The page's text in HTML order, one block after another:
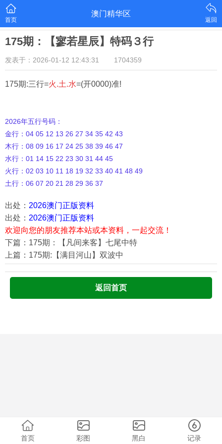
首页
澳门精华区
返回
175期：【寥若星辰】特码３行
发表于：2026-01-12 12:43:31 1704359
175期:三行=火.土.水=(开0000)准!
2026年五行号码：
金行：04 05 12 13 26 27 34 35 42 43
木行：08 09 16 17 24 25 38 39 46 47
水行：01 14 15 22 23 30 31 44 45
火行：02 03 10 11 18 19 32 33 40 41 48 49
土行：06 07 20 21 28 29 36 37
出处： 2026澳门正版资料
出处： 2026澳门正版资料
欢迎向您的朋友推荐本站或本资料，一起交流！
下篇：175期：【凡间来客】七尾中特
上篇：175期:【满目河山】双波中
返回首页
首页 彩图 黑白 记录